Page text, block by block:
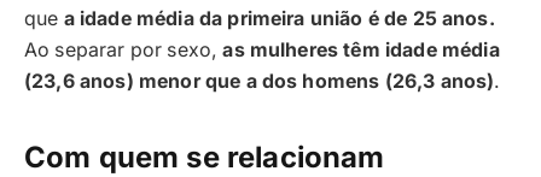
que a idade média da primeira união é de 25 anos.
Ao separar por sexo,as mulheres têm idade média
(23,6 anos) menor que a dos homens (26,3 anos).
Com quem se relacionam